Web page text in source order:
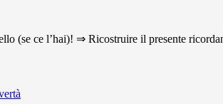
(se ce l’hai)! ⇒ Ricostruire il presente